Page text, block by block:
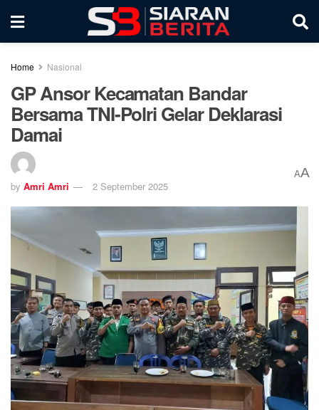
Home Nasional
GP Ansor Kecamatan Bandar
Bersama TNI-Polri Gelar Deklarasi
Damai
by Amri Amri 2 September 2025
AA